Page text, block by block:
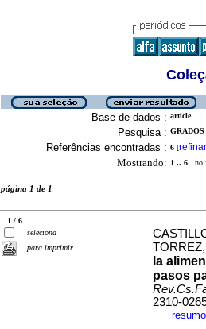
Base de dados : article
Pesquisa :
Referências encontradas : 6 [refinar
Mostrando: 1 .. 6 no
página 1 de 1
1 / 6
seleciona
para imprimir
la
pasos
2310-
·